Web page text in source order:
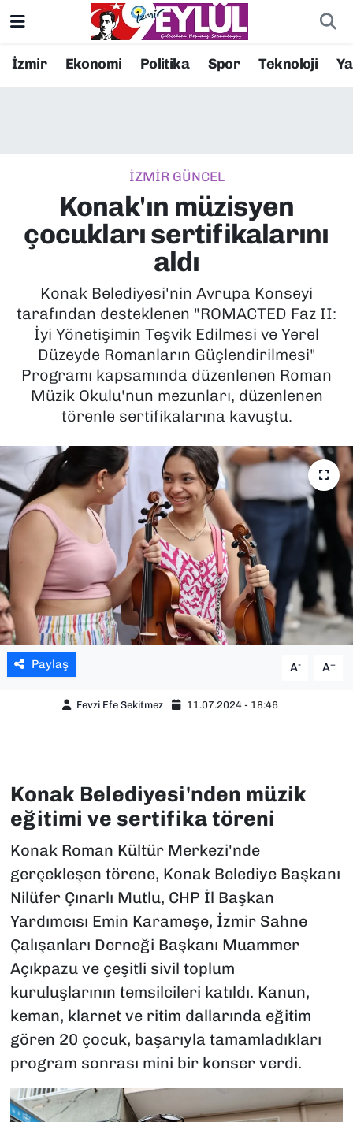
İzmir Ekonomi Politika Spor Teknoloji
İZMİR GÜNCEL
Konak'ın müzisyen
çocukları sertifikalarını
aldı
Konak Belediyesi'nin Avrupa Konseyi
tarafından desteklenen "ROMACTED Faz II:
İyi Yönetişimin Teşvik Edilmesi ve Yerel
Düzeyde Romanların Güçlendirilmesi"
Programı kapsamında düzenlenen Roman
Müzik Okulu'nun mezunları, düzenlenen
törenle sertifikalarına kavuştu.
Paylaş A- A+
Fevzi Efe Sekitmez 11.07.2024 - 18:46
Konak Belediyesi'nden müzik
eğitimi ve sertifika töreni
Konak Roman Kültür Merkezi'nde
gerçekleşen törene, Konak Belediye Başkanı
Nilüfer Çınarlı Mutlu, CHP İl Başkan
Yardımcısı Emin Karameşe, İzmir Sahne
Çalışanları Derneği Başkanı Muammer
Açıkpazu ve çeşitli sivil toplum
kuruluşlarının temsilcileri katıldı. Kanun,
keman, klarnet ve ritim dallarında eğitim
gören 20 çocuk, başarıyla tamamladıkları
program sonrası mini bir konser verdi.
Resmi İlanlar
EKONOMİ
MAGAZİN
POLİTİKA
SAĞLIK
SPOR
TEKNOLOJİ
YAŞAM
YEREL YÖNETİMLER
Konak Nöbetçi Eczaneler
Süper Lig Puan Durumu ve Fikstür
Tüm Manşetler
Son Dakika Haberleri
Haber Arşivi